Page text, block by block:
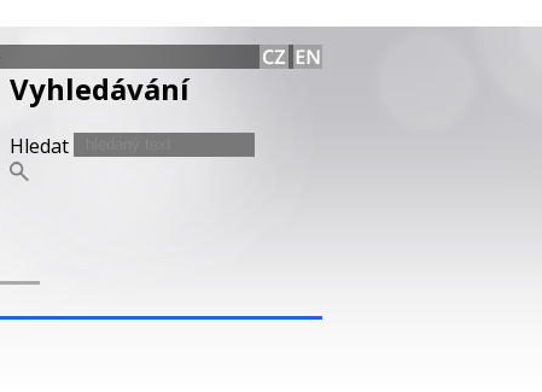
Vyhledávání
Hledat